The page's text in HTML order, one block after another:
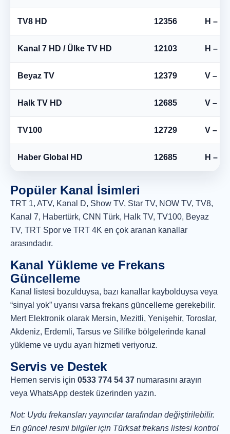
TV8 HD 12356 H –
Kanal 7 HD / Ülke TV HD 12103 H –
Beyaz TV 12379 V –
Halk TV HD 12685 V –
TV100 12729 V –
Haber Global HD 12685 H –
Popüler Kanal İsimleri
TRT 1, ATV, Kanal D, Show TV, Star TV, NOW TV, TV8,
Kanal 7, Habertürk, CNN Türk, Halk TV, TV100, Beyaz
TV, TRT Spor ve TRT 4K en çok aranan kanallar
arasındadır.
Kanal Yükleme ve Frekans
Güncelleme
Kanal listesi bozulduysa, bazı kanallar kaybolduysa veya
“sinyal yok” uyarısı varsa frekans güncelleme gerekebilir.
Mert Elektronik olarak Mersin, Mezitli, Yenişehir, Toroslar,
Akdeniz, Erdemli, Tarsus ve Silifke bölgelerinde kanal
yükleme ve uydu ayarı hizmeti veriyoruz.
Servis ve Destek
Hemen servis için 0533 774 54 37 numarasını arayın
veya WhatsApp destek üzerinden yazın.
Not: Uydu frekansları yayıncılar tarafından değiştirilebilir.
En güncel resmi bilgiler için Türksat frekans listesi kontrol